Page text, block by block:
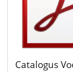
Catalogus